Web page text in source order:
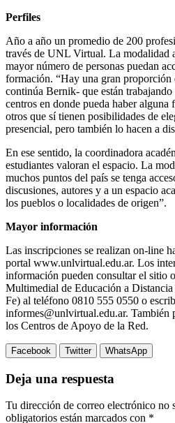
Perfiles
Año a año un promedio de 200
través de UNL Virtual. La modalidad
mayor número de personas puedan
formación. “Hay una gran proporción
continúa Bernik- que están
centros en donde pueda haber alguna
otros que sí tienen posibilidades de
presencial, pero también lo hacen a
En ese sentido, la coordinadora
estudiantes valoran el espacio. La
muchos puntos del país se tenga
discusiones, autores y a un espacio
los pueblos o localidades de origen”.
Mayor información
Las inscripciones se realizan on-line
portal www.unlvirtual.edu.ar. Los
información pueden consultar el sitio
Multimedial de Educación a
Fe) al teléfono 0810 555 0550 o
informes@unlvirtual.edu.ar. También
los Centros de Apoyo de la Red.
Facebook Twitter WhatsApp
Deja una respuesta
Tu dirección de correo electrónico no
obligatorios están marcados con *